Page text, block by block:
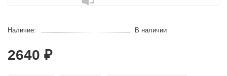
Наличие: В наличии
2640 ₽